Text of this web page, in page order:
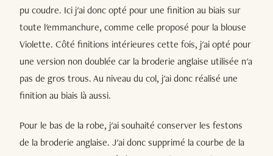
pu coudre. Ici j'ai donc opté pour une finition au biais sur
toute l'emmanchure, comme celle proposé pour la blouse
Violette. Côté finitions intérieures cette fois, j'ai opté pour
une version non doublée car la broderie anglaise utilisée n'a
pas de gros trous. Au niveau du col, j'ai donc réalisé une
finition au biais là aussi.
Pour le bas de la robe, j'ai souhaité conserver les festons
de la broderie anglaise. J'ai donc supprimé la courbe de la